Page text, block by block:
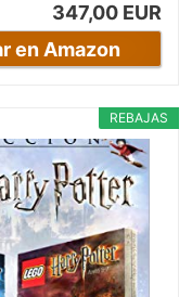
347,00 EUR
en Amazon
REBAJAS